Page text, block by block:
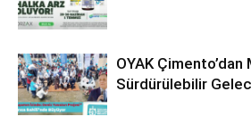
OYAK Çimento’dan
Sürdürülebilir